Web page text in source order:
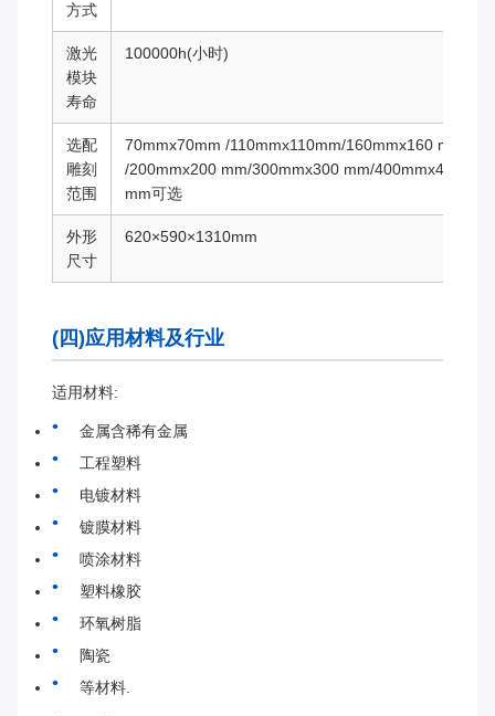
方式
激光
模块
寿命
100000h(小时)
选配
雕刻
范围
70mmx70mm /110mmx110mm/160mmx160 mm
/200mmx200 mm/300mmx300 mm/400mmx400
mm可选
外形
尺寸
620×590×1310mm
(四)应用材料及行业
适用材料:
金属含稀有金属
工程塑料
电镀材料
镀膜材料
喷涂材料
塑料橡胶
环氧树脂
陶瓷
等材料.